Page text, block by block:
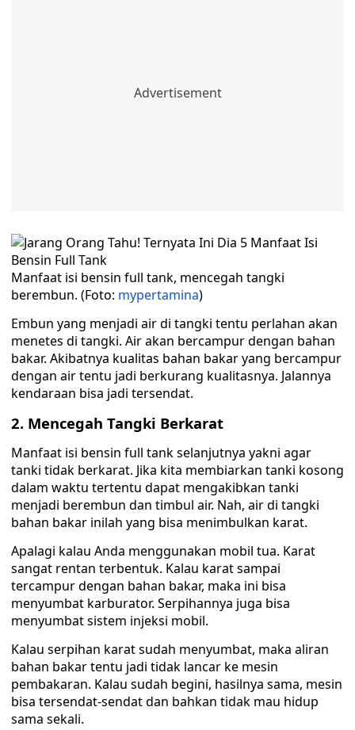
Manfaat isi bensin full tank, mencegah tangki
berembun. (Foto: mypertamina)
Embun yang menjadi air di tangki tentu perlahan akan
menetes di tangki. Air akan bercampur dengan bahan
bakar. Akibatnya kualitas bahan bakar yang bercampur
dengan air tentu jadi berkurang kualitasnya. Jalannya
kendaraan bisa jadi tersendat.
2. Mencegah Tangki Berkarat
Manfaat isi bensin full tank selanjutnya yakni agar
tanki tidak berkarat. Jika kita membiarkan tanki kosong
dalam waktu tertentu dapat mengakibkan tanki
menjadi berembun dan timbul air. Nah, air di tangki
bahan bakar inilah yang bisa menimbulkan karat.
Apalagi kalau Anda menggunakan mobil tua. Karat
sangat rentan terbentuk. Kalau karat sampai
tercampur dengan bahan bakar, maka ini bisa
menyumbat karburator. Serpihannya juga bisa
menyumbat sistem injeksi mobil.
Kalau serpihan karat sudah menyumbat, maka aliran
bahan bakar tentu jadi tidak lancar ke mesin
pembakaran. Kalau sudah begini, hasilnya sama, mesin
bisa tersendat-sendat dan bahkan tidak mau hidup
sama sekali.